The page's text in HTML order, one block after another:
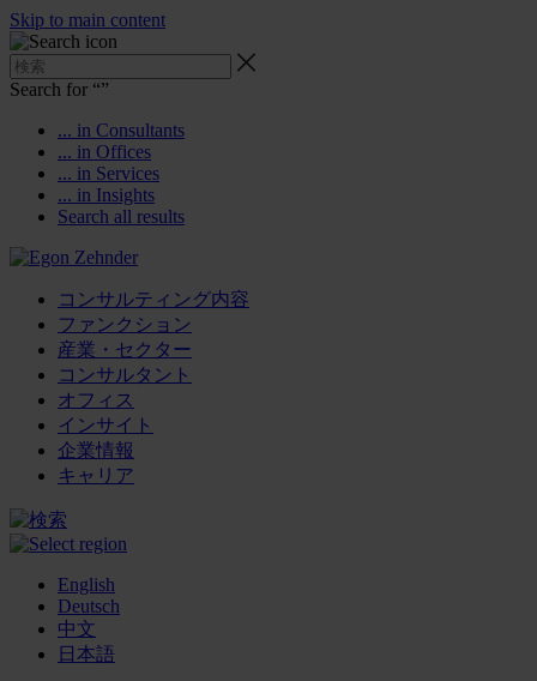
Skip to main content
Search for “”
... in Consultants
... in Offices
... in Services
... in Insights
Search all results
コンサルティング内容
ファンクション
産業・セクター
コンサルタント
オフィス
インサイト
企業情報
キャリア
English
Deutsch
中文
日本語